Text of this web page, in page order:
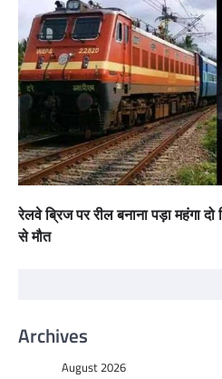
रेलवे ब्रिज पर रील बनाना पड़ा महंगा
से मौत
Archives
August 2026